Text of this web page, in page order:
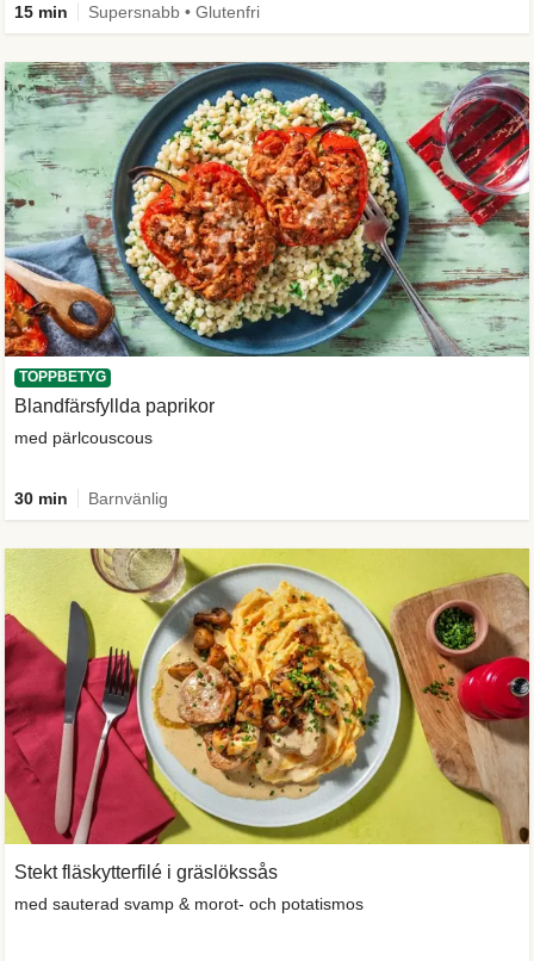
15 min Supersnabb • Glutenfri
TOPPBETYG
Blandfärsfyllda paprikor
med pärlcouscous
30 min Barnvänlig
Stekt fläskytterfilé i gräslökssås
med sauterad svamp & morot- och potatismos